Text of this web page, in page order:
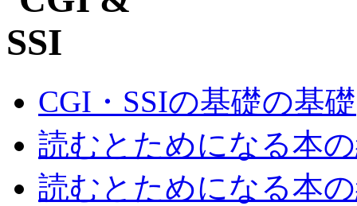
CGI・SSIの基礎の基礎
読むとためになる本
読むとためになる本